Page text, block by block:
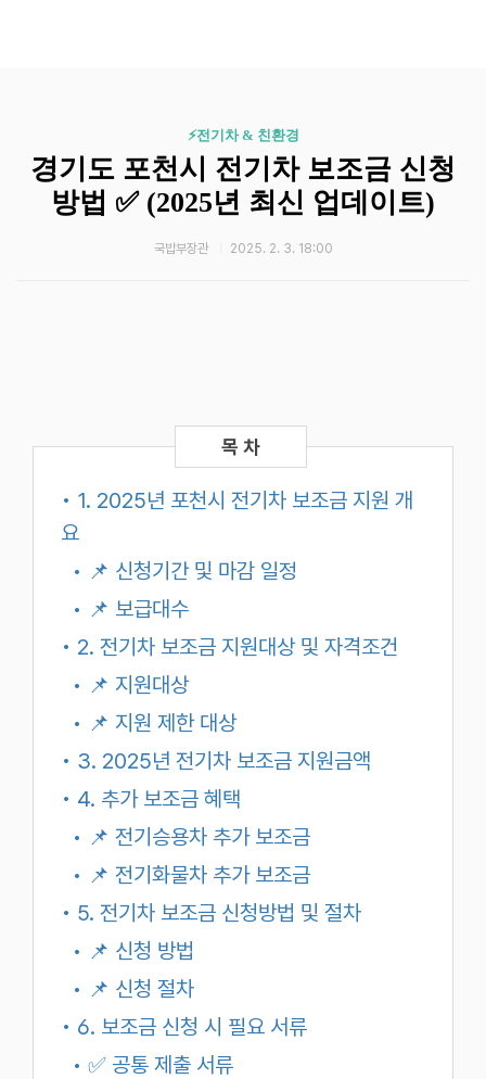
⚡️전기차 & 친환경
경기도 포천시 전기차 보조금 신청
방법 ✅ (2025년 최신 업데이트)
국밥부장관 2025. 2. 3. 18:00
• 1. 2025년 포천시 전기차 보조금 지원 개
요
• 📌 신청기간 및 마감 일정
• 📌 보급대수
• 2. 전기차 보조금 지원대상 및 자격조건
• 📌 지원대상
• 📌 지원 제한 대상
• 3. 2025년 전기차 보조금 지원금액
• 4. 추가 보조금 혜택
• 📌 전기승용차 추가 보조금
• 📌 전기화물차 추가 보조금
• 5. 전기차 보조금 신청방법 및 절차
• 📌 신청 방법
• 📌 신청 절차
• 6. 보조금 신청 시 필요 서류
• ✅ 공통 제출 서류